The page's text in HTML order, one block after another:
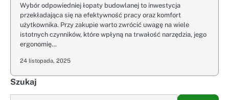
Wybór odpowiedniej łopaty budowlanej to inwestycja
przekładająca się na efektywność pracy oraz komfort
użytkownika. Przy zakupie warto zwrócić uwagę na wiele
istotnych czynników, które wpłyną na trwałość narzędzia, jego
ergonomię…
24 listopada, 2025
Szukaj